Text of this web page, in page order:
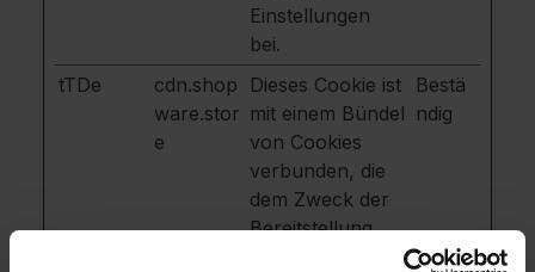
Einstellungen
bei.
tTDe
cdn.shop
ware.stor
e
Dieses Cookie ist
mit einem Bündel
von Cookies
verbunden, die
dem Zweck der
Bereitstellung
und Präsentation
Bestä
ndig